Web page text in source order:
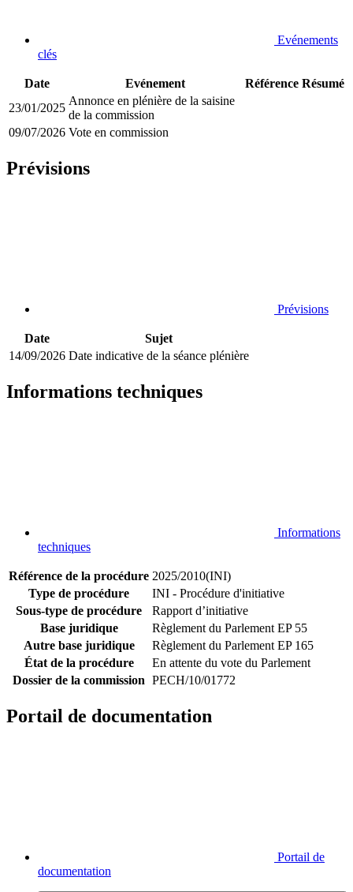
Evénements
clés
Date Evénement Référence Résumé
23/01/2025
Annonce en plénière de la saisine
de la commission
09/07/2026 Vote en commission
Prévisions
Prévisions
Date
Sujet
14/09/2026 Date indicative de la séance plénière
Informations techniques
Informations
techniques
Référence de la procédure 2025/2010(INI)
Type de procédure
INI - Procédure d'initiative
Sous-type de procédure
Rapport d’initiative
Base juridique
Règlement du Parlement EP 55
Autre base juridique
Règlement du Parlement EP 165
État de la procédure
En attente du vote du Parlement
Dossier de la commission PECH/10/01772
Portail de documentation
Portail de
documentation